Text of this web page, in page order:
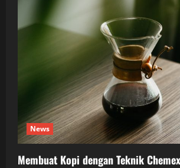
News
Membuat Kopi dengan Teknik